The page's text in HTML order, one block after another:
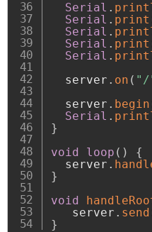
Serial .
Serial . print
Serial .
Serial . print
Serial .
  server
. on ( "/
  server
. begin
Serial .
}
void
loop ( )
{
  server
.
}
void
   server
. send
}